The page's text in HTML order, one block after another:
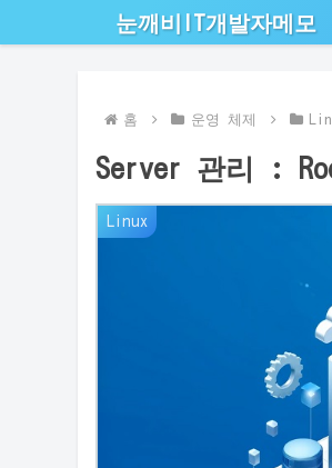
눈깨비IT개발자메모
홈 운영 체제
Server 관리 :
Linux